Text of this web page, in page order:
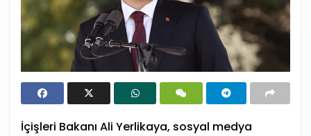
İçişleri Bakanı Ali Yerlikaya, sosyal medya